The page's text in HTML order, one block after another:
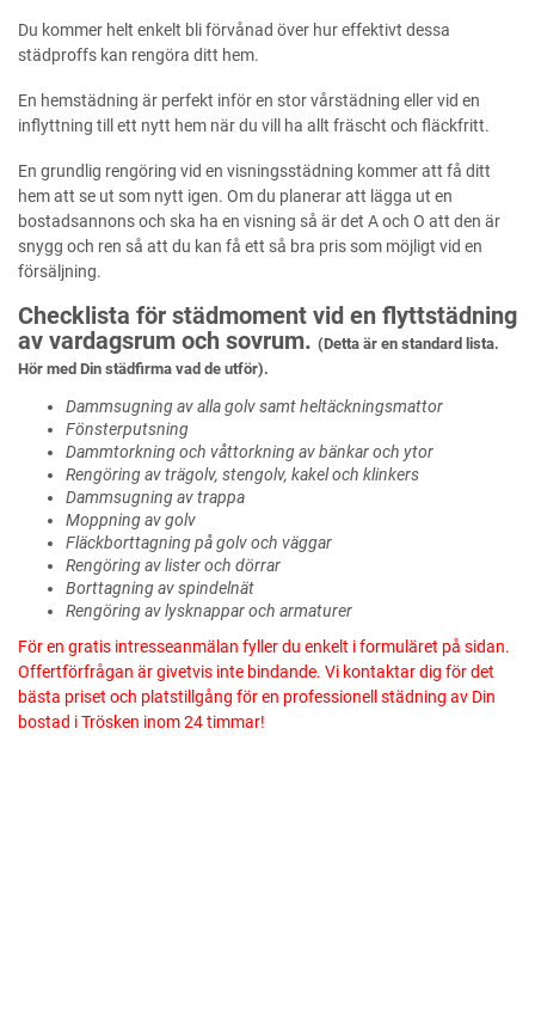
Du kommer helt enkelt bli förvånad över hur effektivt dessa
städproffs kan rengöra ditt hem.
En hemstädning är perfekt inför en stor vårstädning eller vid en
inflyttning till ett nytt hem när du vill ha allt fräscht och fläckfritt.
En grundlig rengöring vid en visningsstädning kommer att få ditt
hem att se ut som nytt igen. Om du planerar att lägga ut en
bostadsannons och ska ha en visning så är det A och O att den är
snygg och ren så att du kan få ett så bra pris som möjligt vid en
försäljning.
Checklista för städmoment vid en flyttstädning
av vardagsrum och sovrum. (Detta är en standard lista.
Hör med Din städfirma vad de utför).
Dammsugning av alla golv samt heltäckningsmattor
Fönsterputsning
Dammtorkning och våttorkning av bänkar och ytor
Rengöring av trägolv, stengolv, kakel och klinkers
Dammsugning av trappa
Moppning av golv
Fläckborttagning på golv och väggar
Rengöring av lister och dörrar
Borttagning av spindelnät
Rengöring av lysknappar och armaturer
För en gratis intresseanmälan fyller du enkelt i formuläret på sidan.
Offertförfrågan är givetvis inte bindande. Vi kontaktar dig för det
bästa priset och platstillgång för en professionell städning av Din
bostad i Trösken inom 24 timmar!